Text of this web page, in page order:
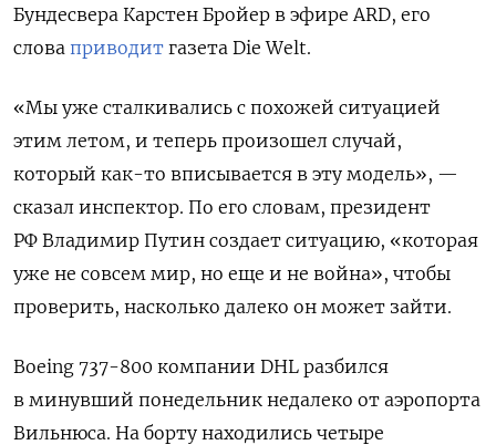
Бундесвера Карстен Бройер в эфире ARD, его
слова приводит газета Die Welt.
«Мы уже сталкивались с похожей ситуацией
этим летом, и теперь произошел случай,
который как-то вписывается в эту модель», —
сказал инспектор. По его словам, президент
РФ Владимир Путин создает ситуацию, «которая
уже не совсем мир, но еще и не война», чтобы
проверить, насколько далеко он может зайти.
Boeing 737-800 компании DHL разбился
в минувший понедельник недалеко от аэропорта
Вильнюса. На борту находились четыре